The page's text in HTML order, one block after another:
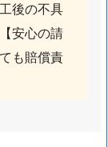
後の不具
安心の請
も賠償責